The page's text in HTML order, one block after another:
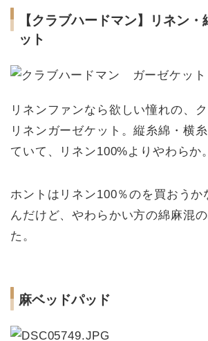
【クラブハードマン】リネン
ット
リネンファンなら欲しい憧れの、
リネンガーゼケット。縦糸綿・横
ていて、リネン100%よりやわらか。
ホントはリネン100％のを買おうか
んだけど、やわらかい方の綿麻混
た。
麻ベッドパッド